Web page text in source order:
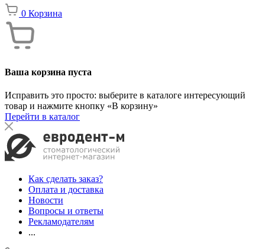
0 Корзина
Ваша корзина пуста
Исправить это просто: выберите в каталоге интересующий
товар и нажмите кнопку «В корзину»
Перейти в каталог
Как сделать заказ?
Оплата и доставка
Новости
Вопросы и ответы
Рекламодателям
...